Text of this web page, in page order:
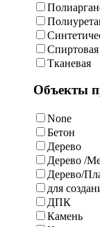
Спиртовая
Тканевая
Объекты
None
Бетон
Дерево
Дерево /
Дерево/
для
ДПК
Камень